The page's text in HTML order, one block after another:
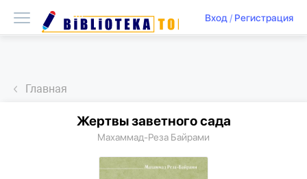
Вход/ Регистрация
Главная
Жертвы заветного сада
Махаммад-Реза Байрами